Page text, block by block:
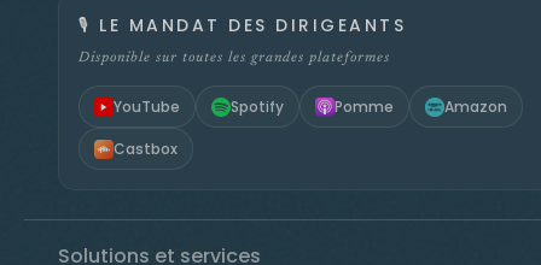
🎙️ LE MANDAT DES DIRIGEANTS
Disponible sur toutes les grandes plateformes
YouTube Spotify Pomme Amazon
Castbox
Solutions et services